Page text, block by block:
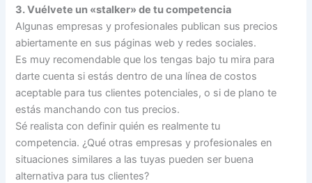
3. Vuélvete un «stalker» de tu competencia
Algunas empresas y profesionales publican sus precios
abiertamente en sus páginas web y redes sociales.
Es muy recomendable que los tengas bajo tu mira para
darte cuenta si estás dentro de una línea de costos
aceptable para tus clientes potenciales, o si de plano te
estás manchando con tus precios.
Sé realista con definir quién es realmente tu
competencia. ¿Qué otras empresas y profesionales en
situaciones similares a las tuyas pueden ser buena
alternativa para tus clientes?